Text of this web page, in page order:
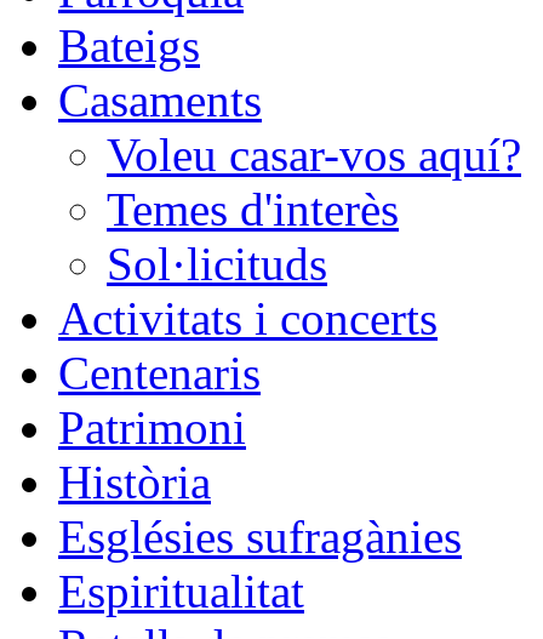
Bateigs
Casaments
Voleu casar-vos aquí?
Temes d'interès
Sol·licituds
Activitats i concerts
Centenaris
Patrimoni
Història
Esglésies sufragànies
Espiritualitat